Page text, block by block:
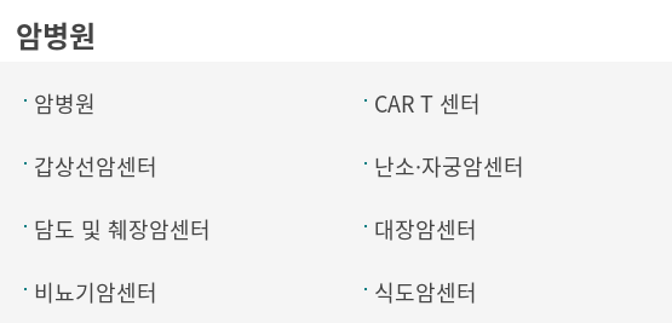
암병원
암병원 CAR T 센터
갑상선암센터
난소·자궁암센터
담도 및 췌장암센터
대장암센터
비뇨기암센터
식도암센터